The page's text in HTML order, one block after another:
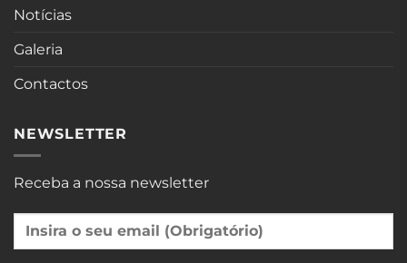
Notícias
Galeria
Contactos
NEWSLETTER
Receba a nossa newsletter